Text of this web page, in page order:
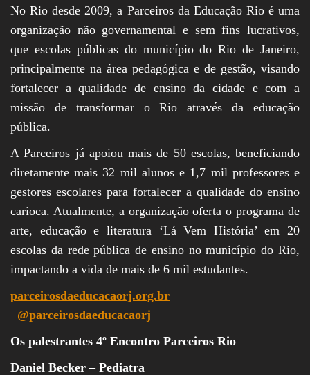
No Rio desde 2009, a Parceiros da Educação Rio é uma
organização não governamental e sem fins lucrativos,
que escolas públicas do município do Rio de Janeiro,
principalmente na área pedagógica e de gestão, visando
fortalecer a qualidade de ensino da cidade e com a
missão de transformar o Rio através da educação
pública.
A Parceiros já apoiou mais de 50 escolas, beneficiando
diretamente mais 32 mil alunos e 1,7 mil professores e
gestores escolares para fortalecer a qualidade do ensino
carioca. Atualmente, a organização oferta o programa de
arte, educação e literatura ‘Lá Vem História’ em 20
escolas da rede pública de ensino no município do Rio,
impactando a vida de mais de 6 mil estudantes.
parceirosdaeducacaorj.org.br
@parceirosdaeducacaorj
Os palestrantes 4º Encontro Parceiros Rio
Daniel Becker – Pediatra